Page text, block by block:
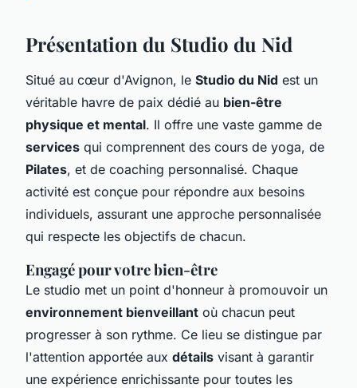
Présentation du Studio du Nid
Situé au cœur d'Avignon, le Studio du Nid est un
véritable havre de paix dédié au bien-être
physique et mental. Il offre une vaste gamme de
services qui comprennent des cours de yoga, de
Pilates, et de coaching personnalisé. Chaque
activité est conçue pour répondre aux besoins
individuels, assurant une approche personnalisée
qui respecte les objectifs de chacun.
Engagé pour votre bien-être
Le studio met un point d'honneur à promouvoir un
environnement bienveillant où chacun peut
progresser à son rythme. Ce lieu se distingue par
l'attention apportée aux détails visant à garantir
une expérience enrichissante pour toutes les